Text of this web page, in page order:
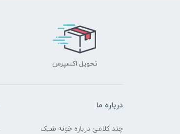
تحویل اکسپرس
درباره ما
چند کلامی درباره خونه شیک